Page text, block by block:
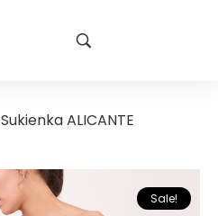
Sukienka ALICANTE
Sale!